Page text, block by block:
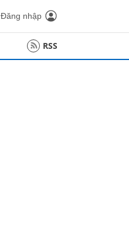
Đăng nhập
RSS